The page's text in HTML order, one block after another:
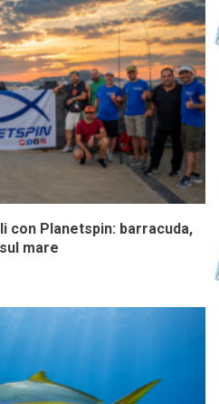
con Planetspin: barracuda,
mare